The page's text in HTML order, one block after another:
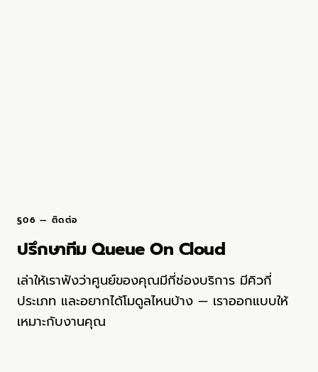
§06 — ติดต่อ
ปรึกษาทีม Queue On Cloud
เล่าให้เราฟังว่าศูนย์ของคุณมีกี่ช่องบริการ มีคิวกี่
ประเภท และอยากได้โมดูลไหนบ้าง — เราออกแบบให้
เหมาะกับงานคุณ